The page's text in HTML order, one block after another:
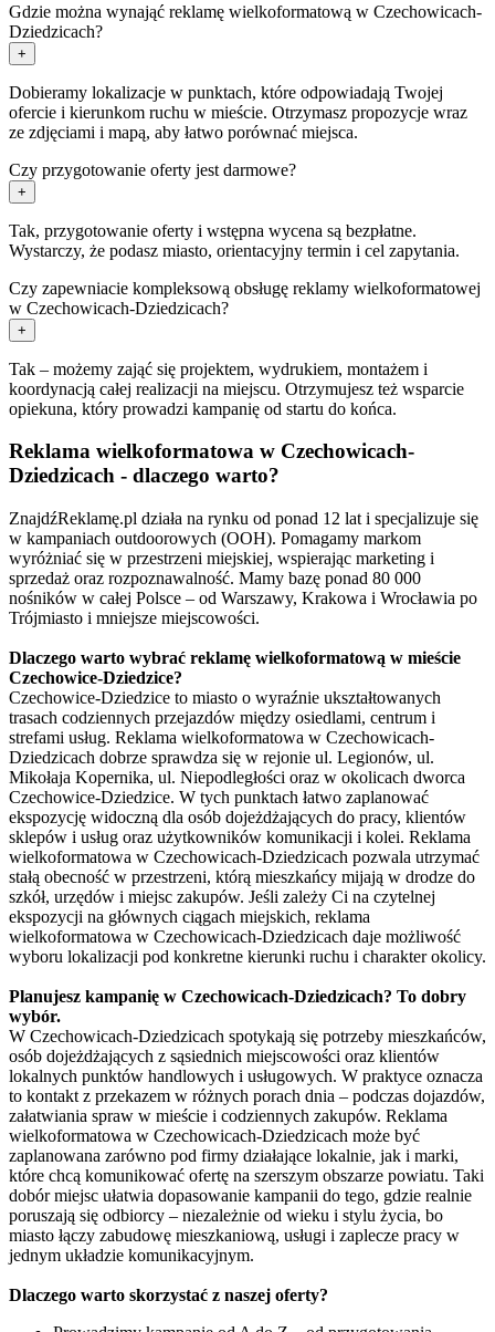
Gdzie można wynająć reklamę wielkoformatową w Czechowicach-
Dziedzicach?
+
Dobieramy lokalizacje w punktach, które odpowiadają Twojej
ofercie i kierunkom ruchu w mieście. Otrzymasz propozycje wraz
ze zdjęciami i mapą, aby łatwo porównać miejsca.
Czy przygotowanie oferty jest darmowe?
+
Tak, przygotowanie oferty i wstępna wycena są bezpłatne.
Wystarczy, że podasz miasto, orientacyjny termin i cel zapytania.
Czy zapewniacie kompleksową obsługę reklamy wielkoformatowej
w Czechowicach-Dziedzicach?
+
Tak – możemy zająć się projektem, wydrukiem, montażem i
koordynacją całej realizacji na miejscu. Otrzymujesz też wsparcie
opiekuna, który prowadzi kampanię od startu do końca.
Reklama wielkoformatowa w Czechowicach-
Dziedzicach - dlaczego warto?
ZnajdźReklamę.pl działa na rynku od ponad 12 lat i specjalizuje się
w kampaniach outdoorowych (OOH). Pomagamy markom
wyróżniać się w przestrzeni miejskiej, wspierając marketing i
sprzedaż oraz rozpoznawalność. Mamy bazę ponad 80 000
nośników w całej Polsce – od Warszawy, Krakowa i Wrocławia po
Trójmiasto i mniejsze miejscowości.
Dlaczego warto wybrać reklamę wielkoformatową w mieście
Czechowice-Dziedzice?
Czechowice-Dziedzice to miasto o wyraźnie ukształtowanych
trasach codziennych przejazdów między osiedlami, centrum i
strefami usług. Reklama wielkoformatowa w Czechowicach-
Dziedzicach dobrze sprawdza się w rejonie ul. Legionów, ul.
Mikołaja Kopernika, ul. Niepodległości oraz w okolicach dworca
Czechowice-Dziedzice. W tych punktach łatwo zaplanować
ekspozycję widoczną dla osób dojeżdżających do pracy, klientów
sklepów i usług oraz użytkowników komunikacji i kolei. Reklama
wielkoformatowa w Czechowicach-Dziedzicach pozwala utrzymać
stałą obecność w przestrzeni, którą mieszkańcy mijają w drodze do
szkół, urzędów i miejsc zakupów. Jeśli zależy Ci na czytelnej
ekspozycji na głównych ciągach miejskich, reklama
wielkoformatowa w Czechowicach-Dziedzicach daje możliwość
wyboru lokalizacji pod konkretne kierunki ruchu i charakter okolicy.
Planujesz kampanię w Czechowicach-Dziedzicach? To dobry
wybór.
W Czechowicach-Dziedzicach spotykają się potrzeby mieszkańców,
osób dojeżdżających z sąsiednich miejscowości oraz klientów
lokalnych punktów handlowych i usługowych. W praktyce oznacza
to kontakt z przekazem w różnych porach dnia – podczas dojazdów,
załatwiania spraw w mieście i codziennych zakupów. Reklama
wielkoformatowa w Czechowicach-Dziedzicach może być
zaplanowana zarówno pod firmy działające lokalnie, jak i marki,
które chcą komunikować ofertę na szerszym obszarze powiatu. Taki
dobór miejsc ułatwia dopasowanie kampanii do tego, gdzie realnie
poruszają się odbiorcy – niezależnie od wieku i stylu życia, bo
miasto łączy zabudowę mieszkaniową, usługi i zaplecze pracy w
jednym układzie komunikacyjnym.
Dlaczego warto skorzystać z naszej oferty?